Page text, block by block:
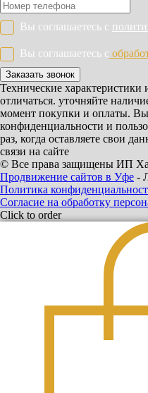
Вы соглашаетесь с
Вы соглашаетесь с
Заказать звонок
Технические характеристики
отличаться. уточняйте
момент покупки и оплаты.
конфиденциальности и
раз, когда оставляете свои
связи на сайте
© Все права защищены ИП
Продвижение сайтов в Уфе -
Политика
Согласие на обработку
Click to order